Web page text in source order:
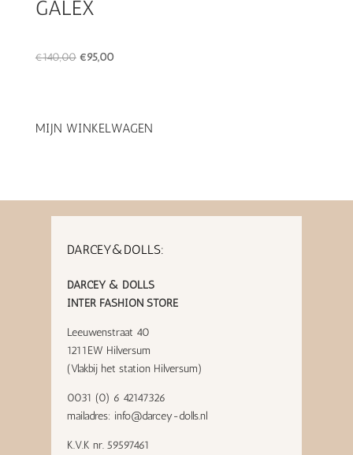
GALEX
€140,00 Oorspronkelijke
€95,00Huidige
MIJN WINKELWAGEN
DARCEY&DOLLS:
DARCEY & DOLLS
INTER FASHION STORE
Leeuwenstraat 40
1211EW Hilversum
(Vlakbij het station Hilversum)
0031 (0) 6 42147326
mailadres: info@darcey-dolls.nl
K.V.K nr. 59597461